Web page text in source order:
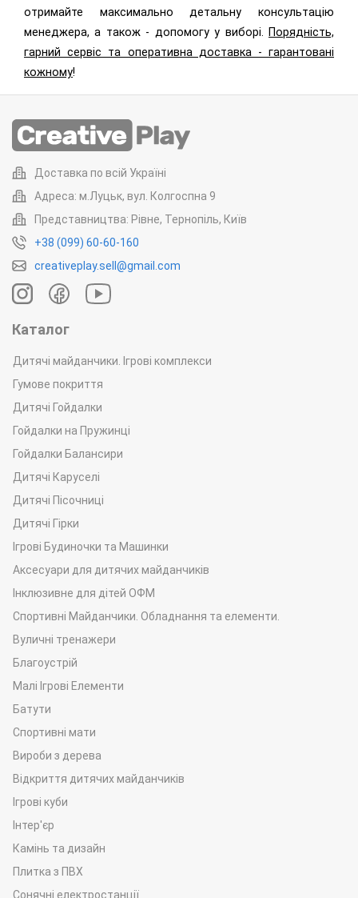
отримайте максимально детальну консультацію
менеджера, а також - допомогу у виборі. Порядність,
гарний сервіс та оперативна доставка - гарантовані
кожному!
Доставка по всій Україні
Адреса: м.Луцьк, вул. Колгоспна 9
Представництва: Рівне, Тернопіль, Київ
+38 (099) 60-60-160
creativeplay.sell@gmail.com
Каталог
Дитячі майданчики. Ігрові комплекси
Гумове покриття
Дитячі Гойдалки
Гойдалки на Пружинці
Гойдалки Балансири
Дитячі Каруселі
Дитячі Пісочниці
Дитячі Гірки
Ігрові Будиночки та Машинки
Аксесуари для дитячих майданчиків
Інклюзивне для дітей ОФМ
Спортивні Майданчики. Обладнання та елементи.
Вуличні тренажери
Благоустрій
Малі Ігрові Елементи
Батути
Спортивні мати
Вироби з дерева
Відкриття дитячих майданчиків
Ігрові куби
Інтер'єр
Камінь та дизайн
Плитка з ПВХ
Сонячні електростанції